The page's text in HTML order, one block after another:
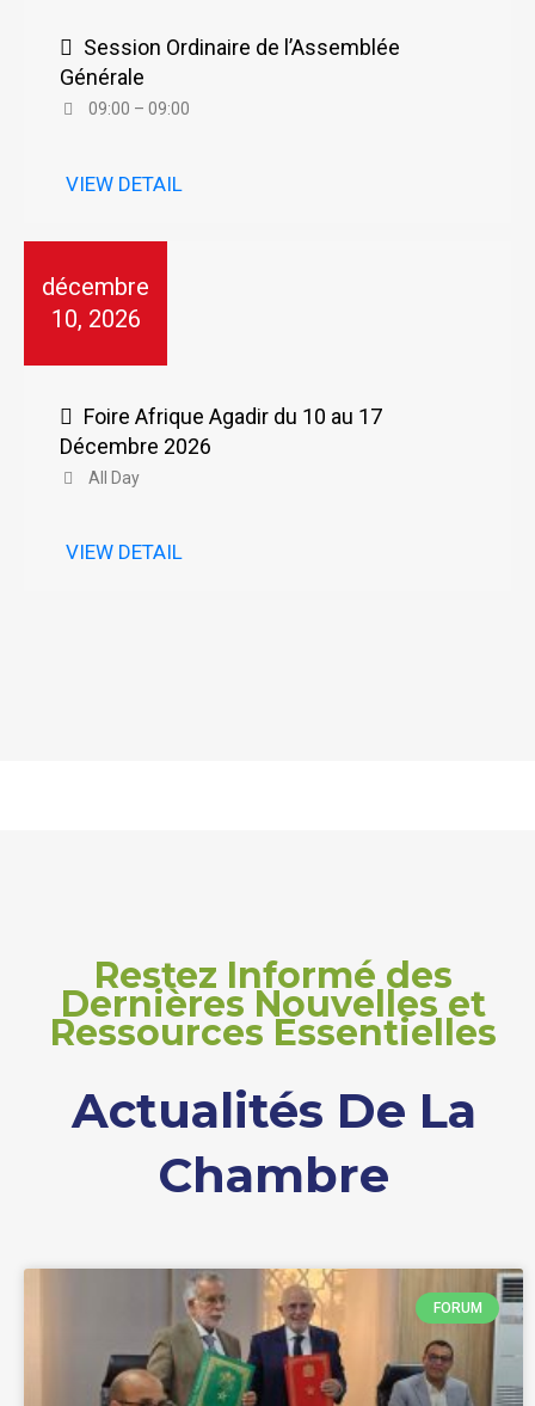
Session Ordinaire de l’Assemblée
Générale
09:00 – 09:00
VIEW DETAIL
décembre
10, 2026
Foire Afrique Agadir du 10 au 17
Décembre 2026
All Day
VIEW DETAIL
Restez Informé des
Dernières Nouvelles et
Ressources Essentielles
Actualités De La
Chambre
FORUM